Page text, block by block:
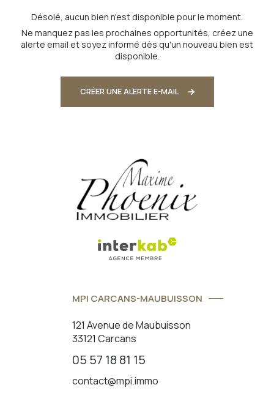
Désolé, aucun bien n'est disponible pour le moment.
Ne manquez pas les prochaines opportunités, créez une
alerte email et soyez informé dès qu'un nouveau bien est
disponible.
CRÉER UNE ALERTE E-MAIL
MPI CARCANS-MAUBUISSON
121 Avenue de Maubuisson
33121 Carcans
05 57 18 81 15
contact@mpi.immo